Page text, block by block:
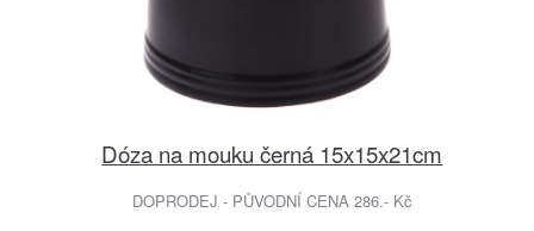
Dóza na mouku černá 15x15x21cm
DOPRODEJ - PŮVODNÍ CENA 286.- Kč